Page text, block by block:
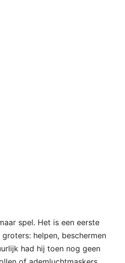
spel. Het is een eerste
helpen, beschermen
had hij toen nog geen